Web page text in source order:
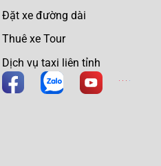
Đặt xe đường dài
Thuê xe Tour
Dịch vụ taxi liên tỉnh